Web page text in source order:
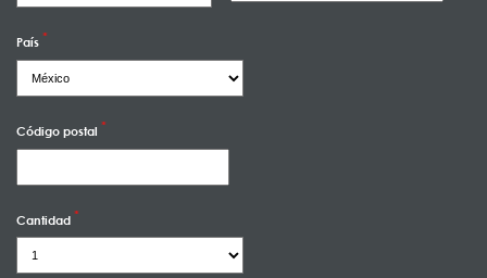
País
Código postal
Cantidad